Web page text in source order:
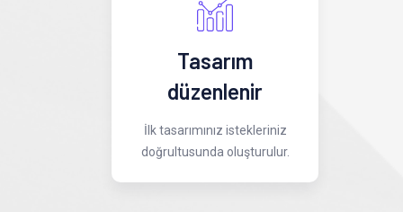
Tasarım
düzenlenir
İlk tasarımınız istekleriniz
doğrultusunda oluşturulur.